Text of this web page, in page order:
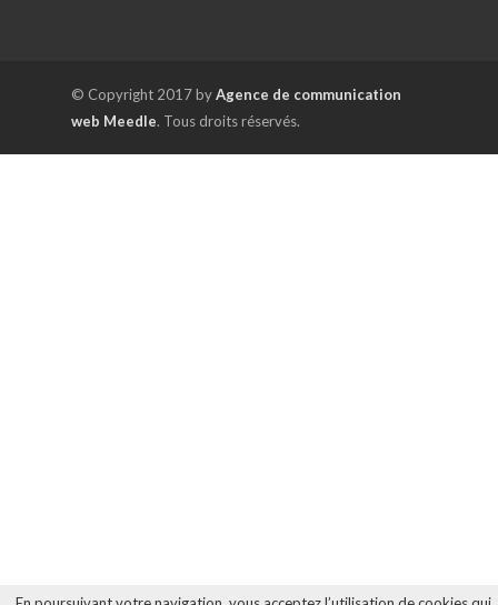
© Copyright 2017 byAgence de communication
web Meedle. Tous droits réservés.